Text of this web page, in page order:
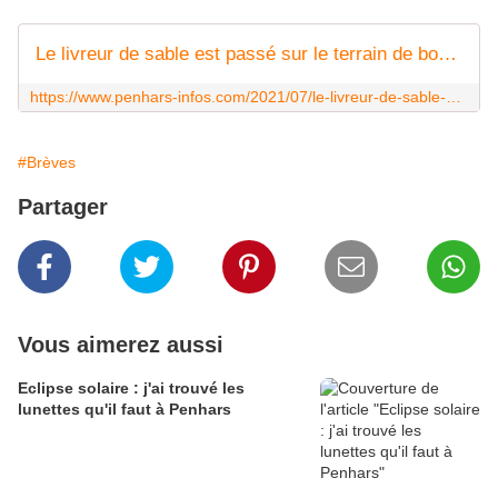
Le livreur de sable est passé sur le terrain de boules de Kermoysan - Penhars Infos Quimper
#Brèves
Partager
Vous aimerez aussi
Eclipse solaire : j'ai trouvé les
lunettes qu'il faut à Penhars